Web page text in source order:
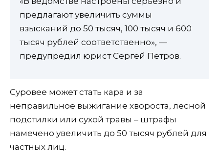
предлагают увеличить суммы
взысканий до 50 тысяч, 100 тысяч и 600
тысяч рублей соответственно», —
предупредил юрист Сергей Петров.
Суровее может стать кара и за
неправильное выжигание хвороста, лесной
подстилки или сухой травы – штрафы
намечено увеличить до 50 тысяч рублей для
частных лиц.